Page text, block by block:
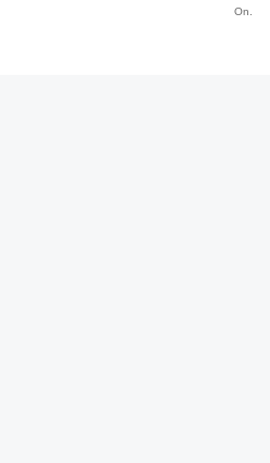
On.